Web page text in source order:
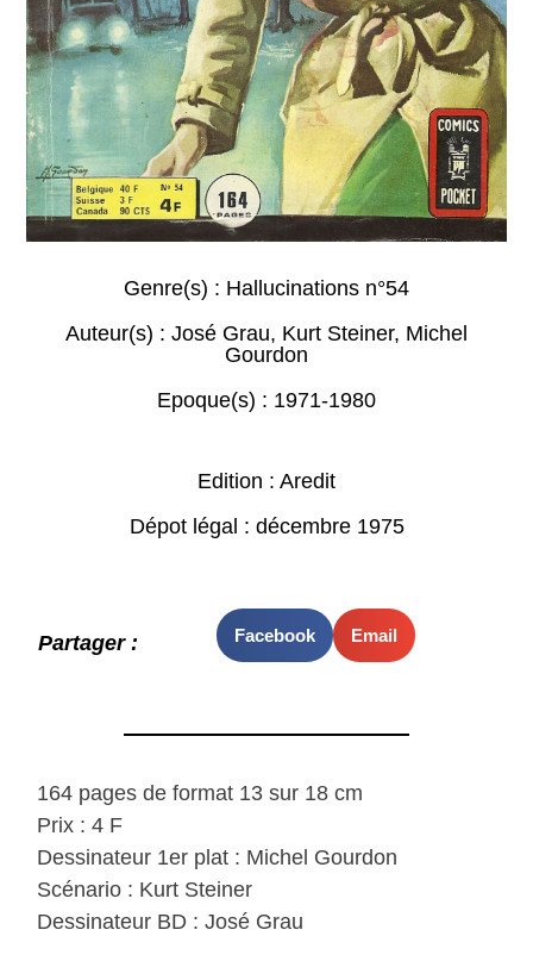
Genre(s) : Hallucinations n°54
Auteur(s) : José Grau, Kurt Steiner, Michel
Gourdon
Epoque(s) : 1971-1980
Edition : Aredit
Dépot légal : décembre 1975
Partager : Facebook Email
164 pages de format 13 sur 18 cm
Prix : 4 F
Dessinateur 1er plat : Michel Gourdon
Scénario : Kurt Steiner
Dessinateur BD : José Grau